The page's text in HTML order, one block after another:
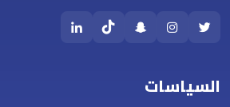
السياسات